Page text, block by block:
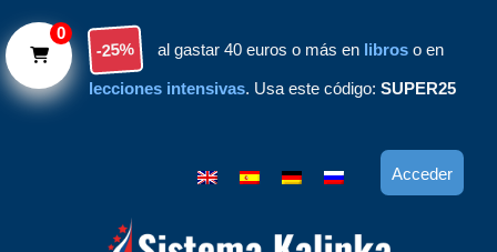
-25% al gastar 40 euros o más en libros o en
lecciones intensivas. Usa este código: SUPER25
Acceder
0